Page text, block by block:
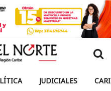
JUDICIALES